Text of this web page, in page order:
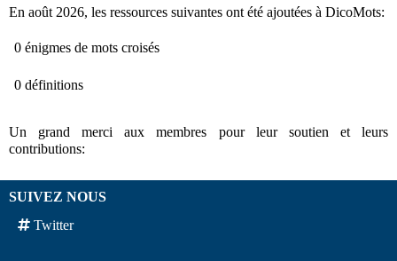
En août 2026, les ressources suivantes ont été ajoutées à DicoMots:
0 énigmes de mots croisés
0 définitions
Un grand merci aux membres pour leur soutien et leurs
contributions:
SUIVEZ NOUS
Twitter